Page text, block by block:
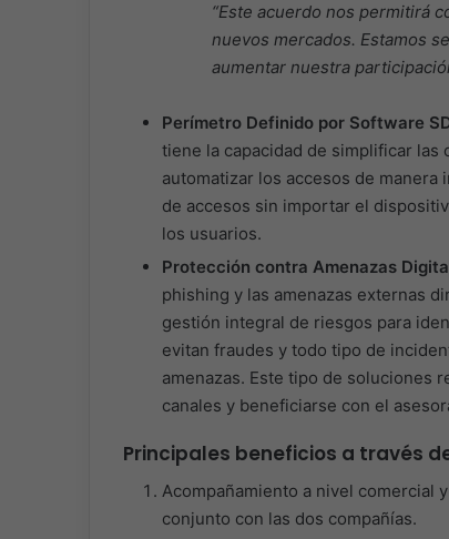
“Este acuerdo nos permitirá
nuevos mercados. Estamos
aumentar nuestra
Perímetro Definido por Software
tiene la capacidad de simplificar
automatizar los accesos de
de accesos sin importar el
los usuarios.
Protección contra Amenazas
phishing y las amenazas externas
gestión integral de riesgos para
evitan fraudes y todo tipo de
amenazas. Este tipo de soluciones
canales y beneficiarse con el
Principales beneficios a través
Acompañamiento a nivel comercial
conjunto con las dos compañías.